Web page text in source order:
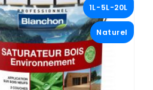
1L-5L-20L
Naturel